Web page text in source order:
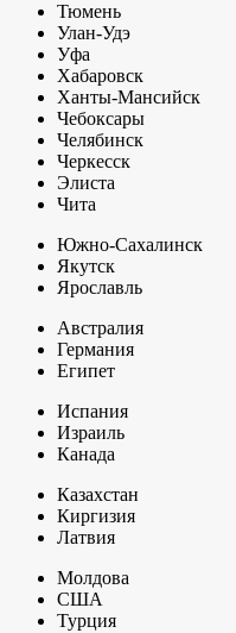
Тюмень
Улан-Удэ
Уфа
Хабаровск
Ханты-Мансийск
Чебоксары
Челябинск
Черкесск
Элиста
Чита
Южно-Сахалинск
Якутск
Ярославль
Австралия
Германия
Египет
Испания
Израиль
Канада
Казахстан
Киргизия
Латвия
Молдова
США
Турция